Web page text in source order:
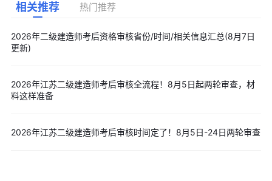
相关推荐 热门推荐
2026年二级建造师考后资格审核省份/时间/相关信息汇总(8月7日
更新)
2026年江苏二级建造师考后审核全流程！8月5日起两轮审查，材
料这样准备
2026年江苏二级建造师考后审核时间定了！8月5日-24日两轮审查